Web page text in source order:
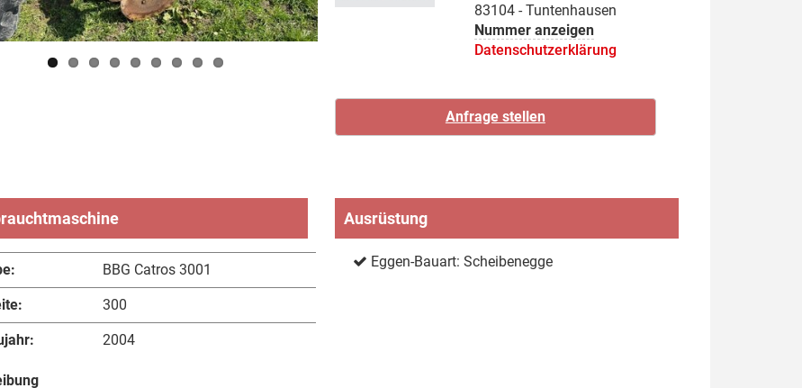
83104 - Tuntenhausen
Nummer anzeigen
Datenschutzerklärung
BBG Catros 3001
300
2004
Ausrüstung
Eggen-Bauart: Scheibenegge